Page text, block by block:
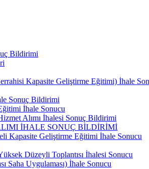
Bildirimi
Kapasite Geliştirme Eğitimi) İhale
Sonuç Bildirimi
İhale Sonucu
Alımı İhalesi Sonuç Bildirimi
İHALE SONUÇ BİLDİRİMİ
Kapasite Geliştirme Eğitimi İhale Sonucu
Düzeyli Toplantısı İhalesi Sonucu
Saha Uygulaması) İhale Sonucu